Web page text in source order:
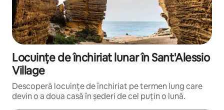
Locuințe de închiriat lunar în Sant'Alessio
Village
Descoperă locuințe de închiriat pe termen lung care
devin o a doua casă în șederi de cel puțin o lună.